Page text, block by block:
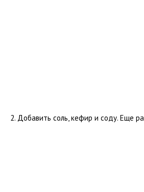
Добавить соль, кефир и соду. Еще